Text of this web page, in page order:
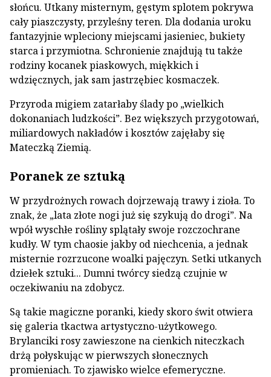
słońcu. Utkany misternym, gęstym splotem pokrywa
cały piaszczysty, przyleśny teren. Dla dodania uroku
fantazyjnie wpleciony miejscami jasieniec, bukiety
starca i przymiotna. Schronienie znajdują tu także
rodziny kocanek piaskowych, miękkich i
wdzięcznych, jak sam jastrzębiec kosmaczek.
Przyroda migiem zatarłaby ślady po „wielkich
dokonaniach ludzkości”. Bez większych przygotowań,
miliardowych nakładów i kosztów zajęłaby się
Mateczką Ziemią.
Poranek ze sztuką
W przydrożnych rowach dojrzewają trawy i zioła. To
znak, że „lata złote nogi już się szykują do drogi”. Na
wpół wyschłe rośliny splątały swoje rozczochrane
kudły. W tym chaosie jakby od niechcenia, a jednak
misternie rozrzucone woalki pajęczyn. Setki utkanych
dziełek sztuki... Dumni twórcy siedzą czujnie w
oczekiwaniu na zdobycz.
Są takie magiczne poranki, kiedy skoro świt otwiera
się galeria tkactwa artystyczno-użytkowego.
Brylanciki rosy zawieszone na cienkich niteczkach
drżą połyskując w pierwszych słonecznych
promieniach. To zjawisko wielce efemeryczne.